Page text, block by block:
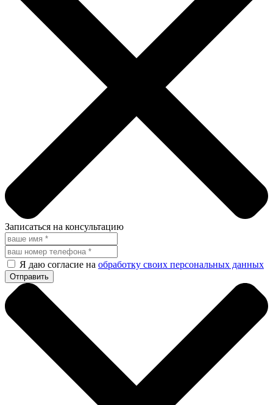
Записаться на консультацию
Я даю согласие на обработку своих персональных данных